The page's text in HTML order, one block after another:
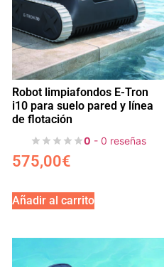
Robot limpiafondos E-Tron
i10 para suelo pared y línea
de flotación
0 - 0 reseñas
575,00€
Añadir al carrito